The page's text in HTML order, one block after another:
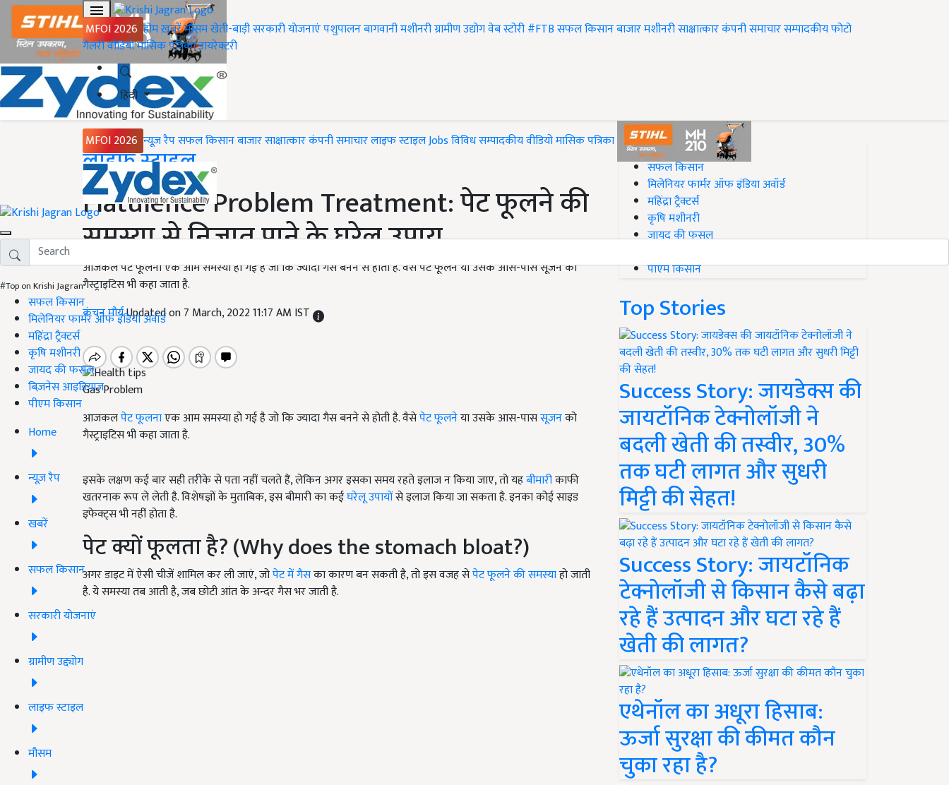
MFOI 2026 होमख़बरेंमौसमखेती-बाड़ीसरकारी योजनाएंपशुपालनबागवानीमशीनरीग्रामीण उद्योगवेब स्टोरी#FTBसफल किसानबाजारमशीनरीसाक्षात्कारकंपनी समाचारसम्पादकीयफोटो
गैलरीवीडियोमासिक पत्रिकाडायरेक्टरी
हिंदी
MFOI 2026 न्यूज़ रैपसफल किसानबाजारसाक्षात्कारकंपनी समाचारलाइफ स्टाइलJobsविविधसम्पादकीयवीडियोमासिक पत्रिका
#Top on Krishi Jagran
सफल किसान
मिलेनियर फार्मर ऑफ इंडिया अवॉर्ड
महिंद्रा ट्रैक्टर्स
कृषि मशीनरी
जायद की फसल
बिज़नेस आइडियाज
पीएम किसान
Home
न्यूज़ रैप
खबरें
सफल किसान
सरकारी योजनाएं
ग्रामीण उद्द्योग
लाइफ स्टाइल
मौसम
Home
लाइफ स्टाइल
Flatulence Problem Treatment: पेट फूलने की
समस्या से निजात पाने के घरेलू उपाय
आजकल पेट फूलना एक आम समस्या हो गई है जो कि ज्यादा गैस बनने से होती है. वैसे पेट फूलने या उसके आस-पास सूजन को
गैस्ट्राइटिस भी कहा जाता है.
कंचन मौर्यUpdated on 7 March, 2022 11:17 AM IST
Gas Problem
आजकलपेट फूलनाएक आम समस्या हो गई है जो कि ज्यादा गैस बनने से होती है. वैसेपेट फूलनेया उसके आस-पाससूजनको
गैस्ट्राइटिस भी कहा जाता है.
इसके लक्षण कई बार सही तरीके से पता नहीं चलते हैं, लेकिन अगर इसका समय रहते इलाज न किया जाए, तो यहबीमारीकाफी
खतरनाक रूप ले लेती है. विशेषज्ञों के मुताबिक, इस बीमारी का कईघरेलू उपायोंसे इलाज किया जा सकता है. इनका कोई साइड
इफेक्ट्स भी नहीं होता है.
पेट क्यों फूलता है? (Why does the stomach bloat?)
अगर डाइट में ऐसी चीजें शामिल कर ली जाएं, जोपेट में गैसका कारण बन सकती है, तो इस वजह सेपेट फूलने की समस्याहो जाती
है. ये समस्या तब आती है, जब छोटी आंत के अन्दर गैस भर जाती है.
#Top on Krishi Jagran
सफल किसान
मिलेनियर फार्मर ऑफ इंडिया अवॉर्ड
महिंद्रा ट्रैक्टर्स
कृषि मशीनरी
जायद की फसल
पीएम किसान
Top Stories
Success Story: जायडेक्स की
जायटॉनिक टेक्नोलॉजी ने
बदली खेती की तस्वीर, 30%
तक घटी लागत और सुधरी
मिट्टी की सेहत!
Success Story: जायटॉनिक
टेक्नोलॉजी से किसान कैसे बढ़ा
रहे हैं उत्पादन और घटा रहे हैं
खेती की लागत?
एथेनॉल का अधूरा हिसाब:
ऊर्जा सुरक्षा की कीमत कौन
चुका रहा है?